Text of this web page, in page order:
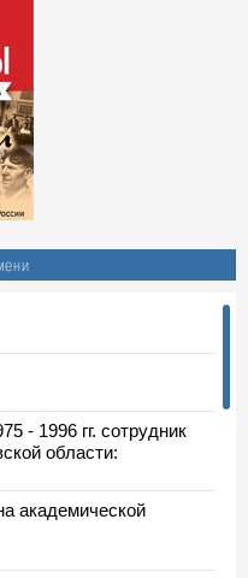
- 1996 гг. сотрудник
области:
академической